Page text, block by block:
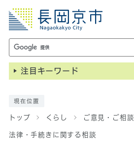
注目キーワード
現在位置
トップ くらし ご意見・ご相談
法律・手続きに関する相談